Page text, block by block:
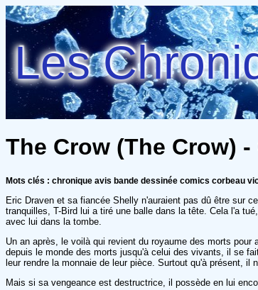
Les
The Crow (The Crow)
Mots clés : chronique avis bande dessinée comics corbeau
Eric Draven et sa fiancée Shelly n'auraient pas dû être sur
tranquilles, T-Bird lui a tiré une balle dans la tête. Cela l'a
avec lui dans la tombe.
Un an après, le voilà qui revient du royaume des morts
depuis le monde des morts jusqu'à celui des vivants, il se
leur rendre la monnaie de leur pièce. Surtout qu'à présent,
Mais si sa vengeance est destructrice, il possède en lui